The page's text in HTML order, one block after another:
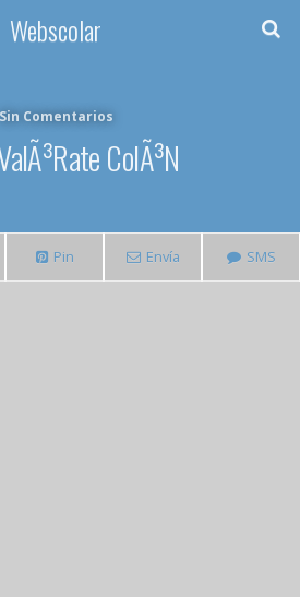
Webscolar
Sin Comentarios
ColÃ³n
Pin Envía SMS